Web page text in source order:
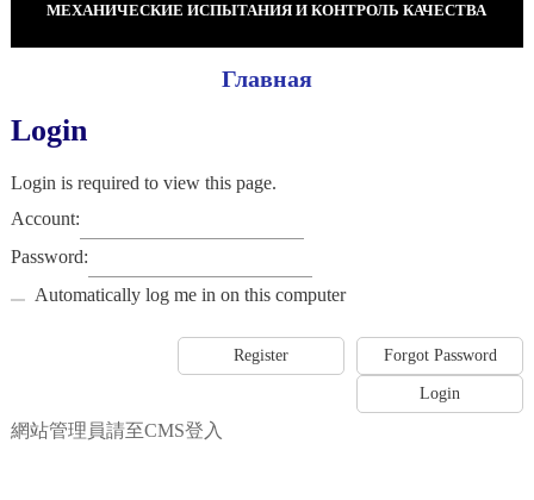
МЕХАНИЧЕСКИЕ ИСПЫТАНИЯ И КОНТРОЛЬ КАЧЕСТВА
Главная
Login
Login is required to view this page.
Account:
Password:
Automatically log me in on this computer
網站管理員請至CMS登入